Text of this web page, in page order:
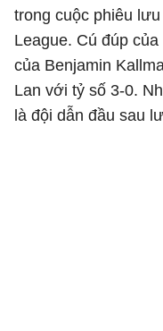
trong cuộc phiêu
League. Cú đúp
của Benjamin
Lan với tỷ số 3-0.
là đội dẫn đầu sau